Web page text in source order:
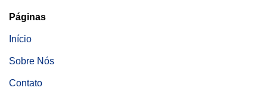
Páginas
Início
Sobre Nós
Contato